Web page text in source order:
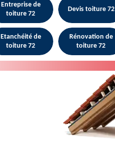
Entreprise de
toiture 72
Devis toiture 72
Etanchéité de
toiture 72
Rénovation de
toiture 72